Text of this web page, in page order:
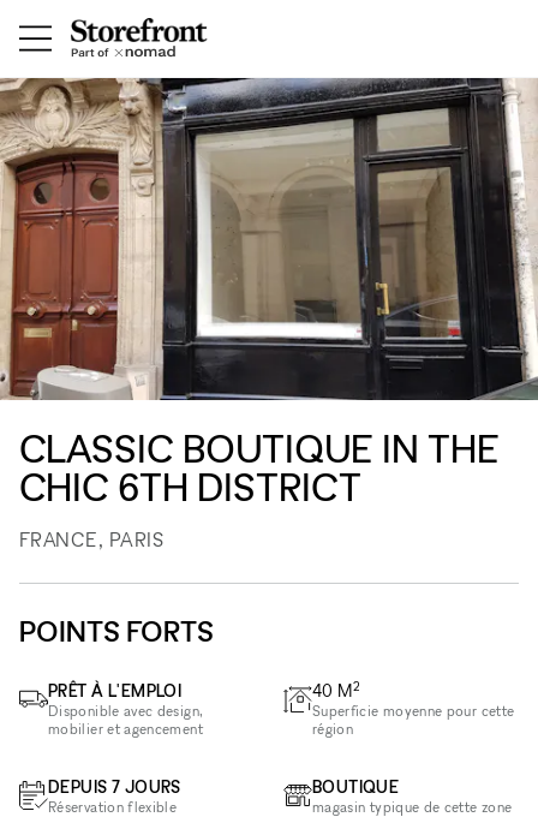
CLASSIC BOUTIQUE IN THE
CHIC 6TH DISTRICT
FRANCE, PARIS
POINTS FORTS
PRÊT À L'EMPLOI
Disponible avec design,
mobilier et agencement
DEPUIS 7 JOURS
Réservation flexible
40 M2
Superficie moyenne pour cette
région
BOUTIQUE
magasin typique de cette zone